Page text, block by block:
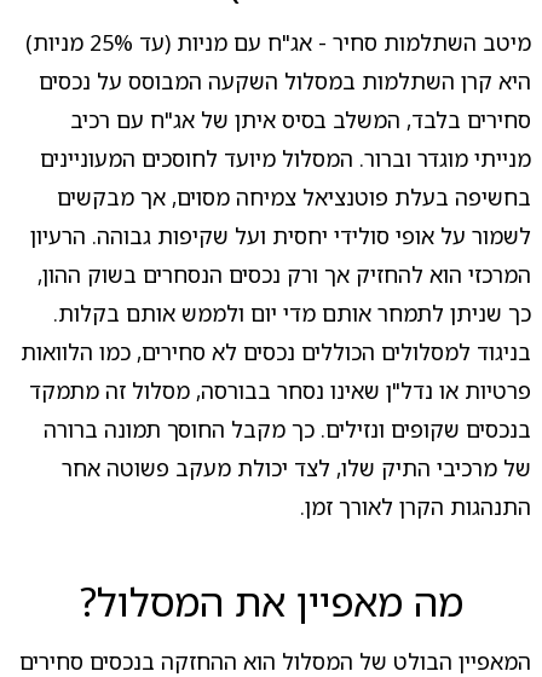
מיטב השתלמות סחיר - אג"ח עם מניות (עד 25% מניות)
היא קרן השתלמות במסלול השקעה המבוסס על נכסים
סחירים בלבד, המשלב בסיס איתן של אג"ח עם רכיב
מנייתי מוגדר וברור. המסלול מיועד לחוסכים המעוניינים
בחשיפה בעלת פוטנציאל צמיחה מסוים, אך מבקשים
לשמור על אופי סולידי יחסית ועל שקיפות גבוהה. הרעיון
המרכזי הוא להחזיק אך ורק נכסים הנסחרים בשוק ההון,
כך שניתן לתמחר אותם מדי יום ולממש אותם בקלות.
בניגוד למסלולים הכוללים נכסים לא סחירים, כמו הלוואות
פרטיות או נדל"ן שאינו נסחר בבורסה, מסלול זה מתמקד
בנכסים שקופים ונזילים. כך מקבל החוסך תמונה ברורה
של מרכיבי התיק שלו, לצד יכולת מעקב פשוטה אחר
התנהגות הקרן לאורך זמן.
מה מאפיין את המסלול?
המאפיין הבולט של המסלול הוא ההחזקה בנכסים סחירים